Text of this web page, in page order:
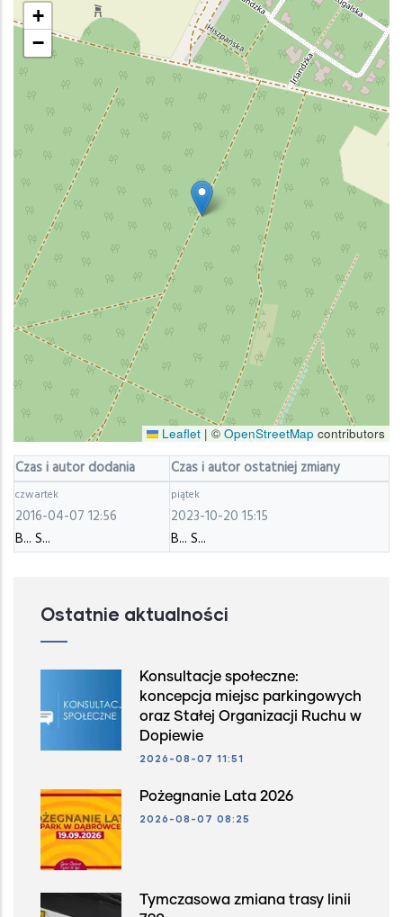
+
−
Leaflet | © OpenStreetMap contributors
Czas i autor dodania Czas i autor ostatniej zmiany
czwartek
2016-04-07 12:56
B... S...
piątek
2023-10-20 15:15
B... S...
Ostatnie aktualności
Konsultacje społeczne:
koncepcja miejsc parkingowych
oraz Stałej Organizacji Ruchu w
Dopiewie
2026-08-07 11:51
Pożegnanie Lata 2026
2026-08-07 08:25
Tymczasowa zmiana trasy linii